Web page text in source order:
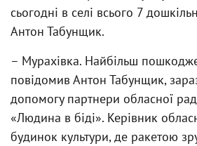
сьогодні в селі всього 7
Антон Табунщик.
– Мурахівка. Найбільш
повідомив Антон Табунщик,
допомогу партнери обласної
«Людина в біді». Керівник
будинок культури, де ракетою